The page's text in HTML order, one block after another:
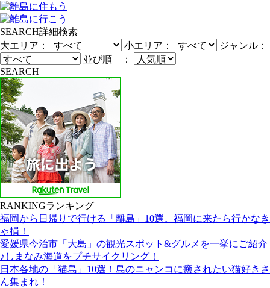
SEARCH詳細検索
大エリア：
小エリア：
ジャンル：
並び順 ：
SEARCH
RANKINGランキング
福岡から日帰りで行ける「離島」10選。福岡に来たら行かなき
ゃ損！
愛媛県今治市「大島」の観光スポット&グルメを一挙にご紹介
♪しまなみ海道をプチサイクリング！
日本各地の「猫島」10選！島のニャンコに癒されたい猫好きさ
ん集まれ！